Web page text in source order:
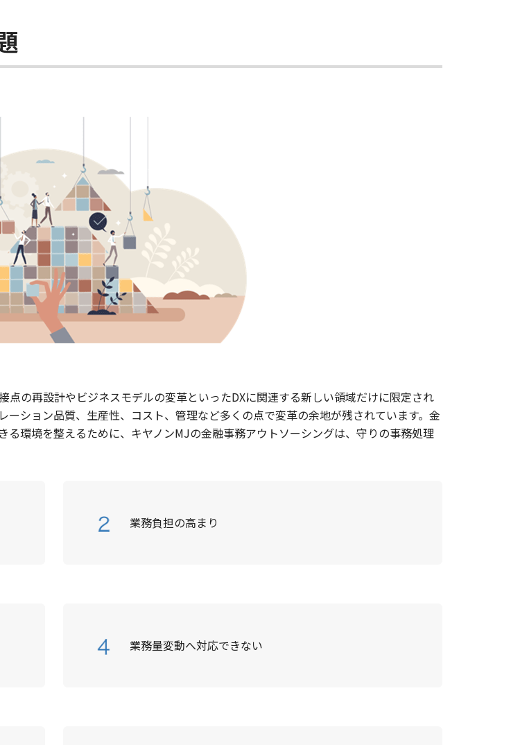
の再設計やビジネスモデルの変革といったDXに関連する新しい領域だけに限定され
ション品質、生産性、コスト、管理など多くの点で変革の余地が残されています。金
環境を整えるために、キヤノンMJの金融事務アウトソーシングは、守りの事務処理
業務負担の高まり
業務量変動へ対応できない